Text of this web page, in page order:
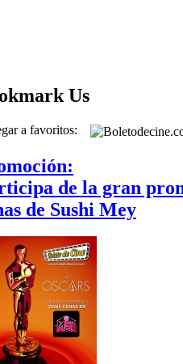
Us
a favoritos:
de la gran
de Sushi Mey